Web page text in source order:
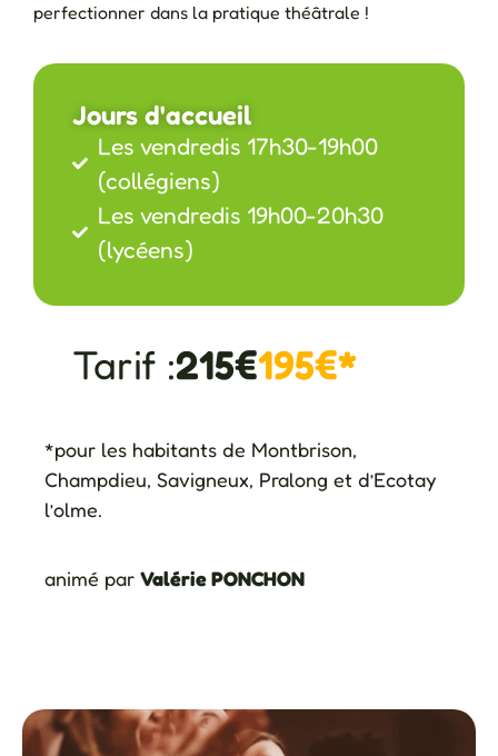
perfectionner dans la pratique théâtrale !
Jours d'accueil
Les vendredis 17h30-19h00
(collégiens)
Les vendredis 19h00-20h30
(lycéens)
Tarif :215€195€*
*pour les habitants de Montbrison,
Champdieu, Savigneux, Pralong et d’Ecotay
l’olme.
animé par Valérie PONCHON